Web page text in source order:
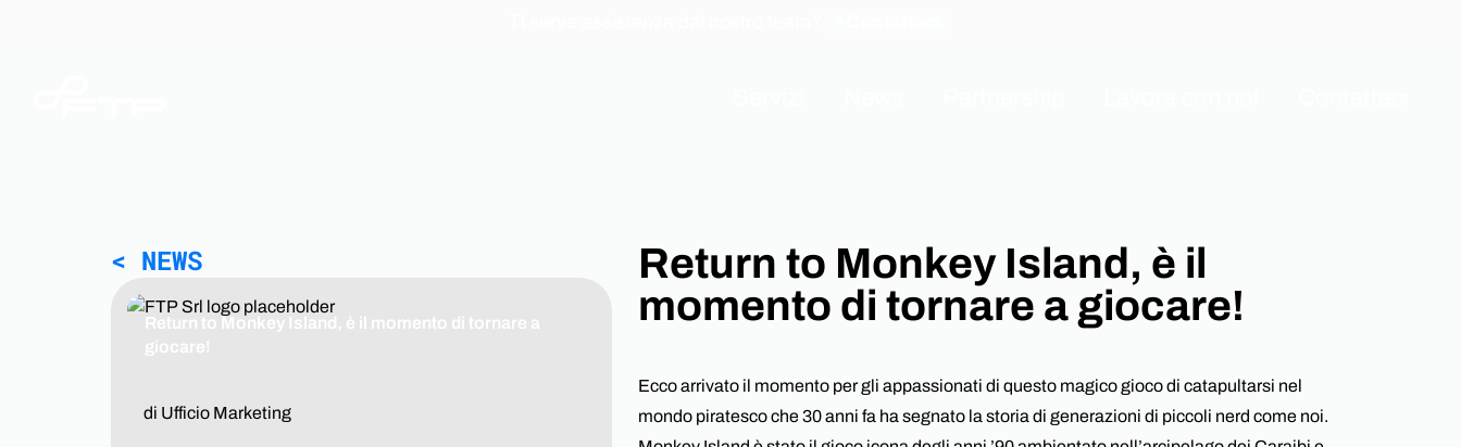
Una task force informatica di fiducia,
soluzioni avanzate e un supporto
completo, preparato e reattivo.
Consulting
Compliance
Assessment
Awareness
System Integration
Software Development
NIS2
Webinar ABC-yber
< NEWS
Return to Monkey Island, è il momento di tornare a
giocare!
di Ufficio Marketing
Return to Monkey Island, è il
momento di tornare a giocare!
Ecco arrivato il momento per gli appassionati di questo magico gioco di catapultarsi nel
mondo piratesco che 30 anni fa ha segnato la storia di generazioni di piccoli nerd come noi.